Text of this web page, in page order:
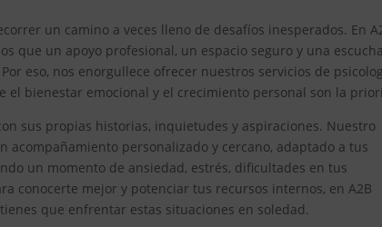
un camino a veces lleno de desafíos inesperados. En
que un apoyo profesional, un espacio seguro y una
eso, nos enorgullece ofrecer nuestros servicios de
bienestar emocional y el crecimiento personal son la
sus propias historias, inquietudes y aspiraciones. Nuestro
personalizado y cercano, adaptado a tus
un momento de ansiedad, estrés, dificultades en tus
conocerte mejor y potenciar tus recursos internos, en A2B
que enfrentar estas situaciones en soledad.